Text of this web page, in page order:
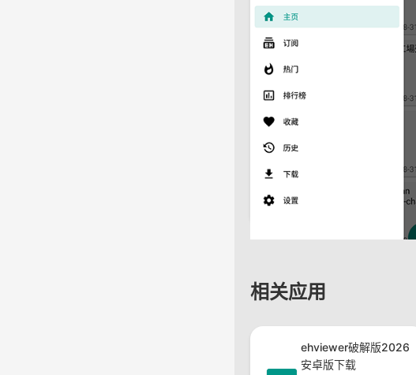
相关应用
ehviewer破解版2026
安卓版下载